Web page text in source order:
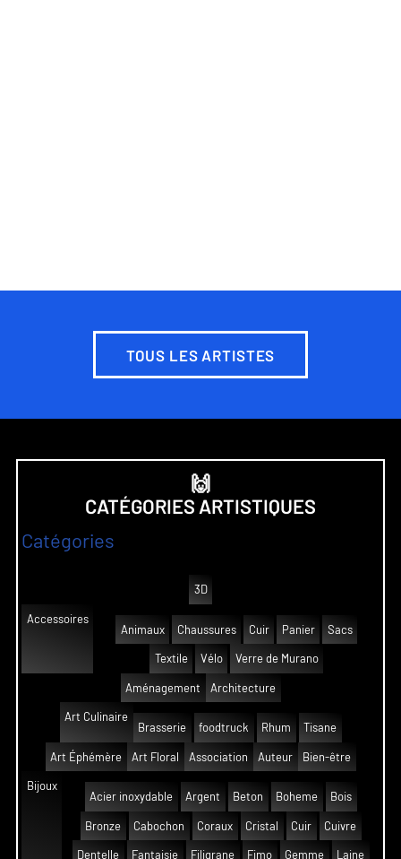
TOUS LES ARTISTES
🙌
CATÉGORIES ARTISTIQUES
Catégories
3D
Accessoires
Animaux
Chaussures Cuir Panier Sacs
Textile Vélo Verre de Murano
Aménagement Architecture
Art Culinaire
Brasserie
foodtruck Rhum Tisane
Art Éphémère Art Floral Association Auteur Bien-être
Bijoux
Acier inoxydable
Argent Beton Boheme Bois
Bronze Cabochon Coraux Cristal Cuir Cuivre
Dentelle Fantaisie Filigrane Fimo Gemme Laine